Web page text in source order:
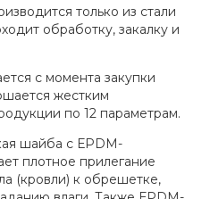
только из стали
обработку, закалку и
с момента закупки
жестким
по 12 параметрам.
шайба с ЕРDМ-
плотное прилегание
(кровли) к обрешетке,